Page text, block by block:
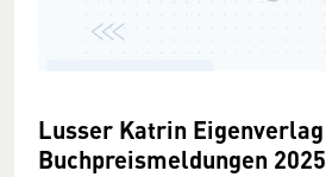
Lusser Katrin Eigenverlag -
Buchpreismeldungen 2025